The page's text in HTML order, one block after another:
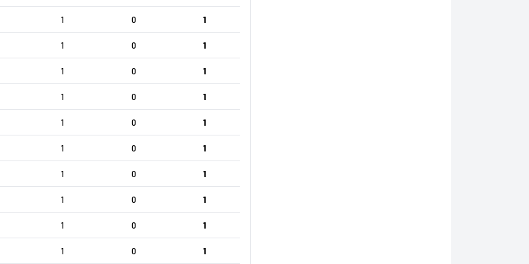
1 0 1
1 0 1
1 0 1
1 0 1
1 0 1
1 0 1
1 0 1
1 0 1
1 0 1
1 0 1